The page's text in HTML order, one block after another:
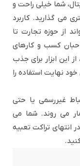
شما خیلی راحت و
می گذارید. کاربرد
از حوزه تجارت تا
کسب و کارهای
این ابزار برای جذب
نهایت استفاده را
غیررسمی یا حتی
می روند. شما می
انتهای تراکت تعبیه